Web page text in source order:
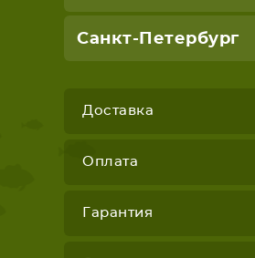
Санкт-Петербург
Доставка
Оплата
Гарантия